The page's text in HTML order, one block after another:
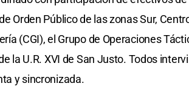
Orden Público de las zonas Sur,
(CGI), el Grupo de Operaciones
la U.R. XVI de San Justo. Todos
y sincronizada.